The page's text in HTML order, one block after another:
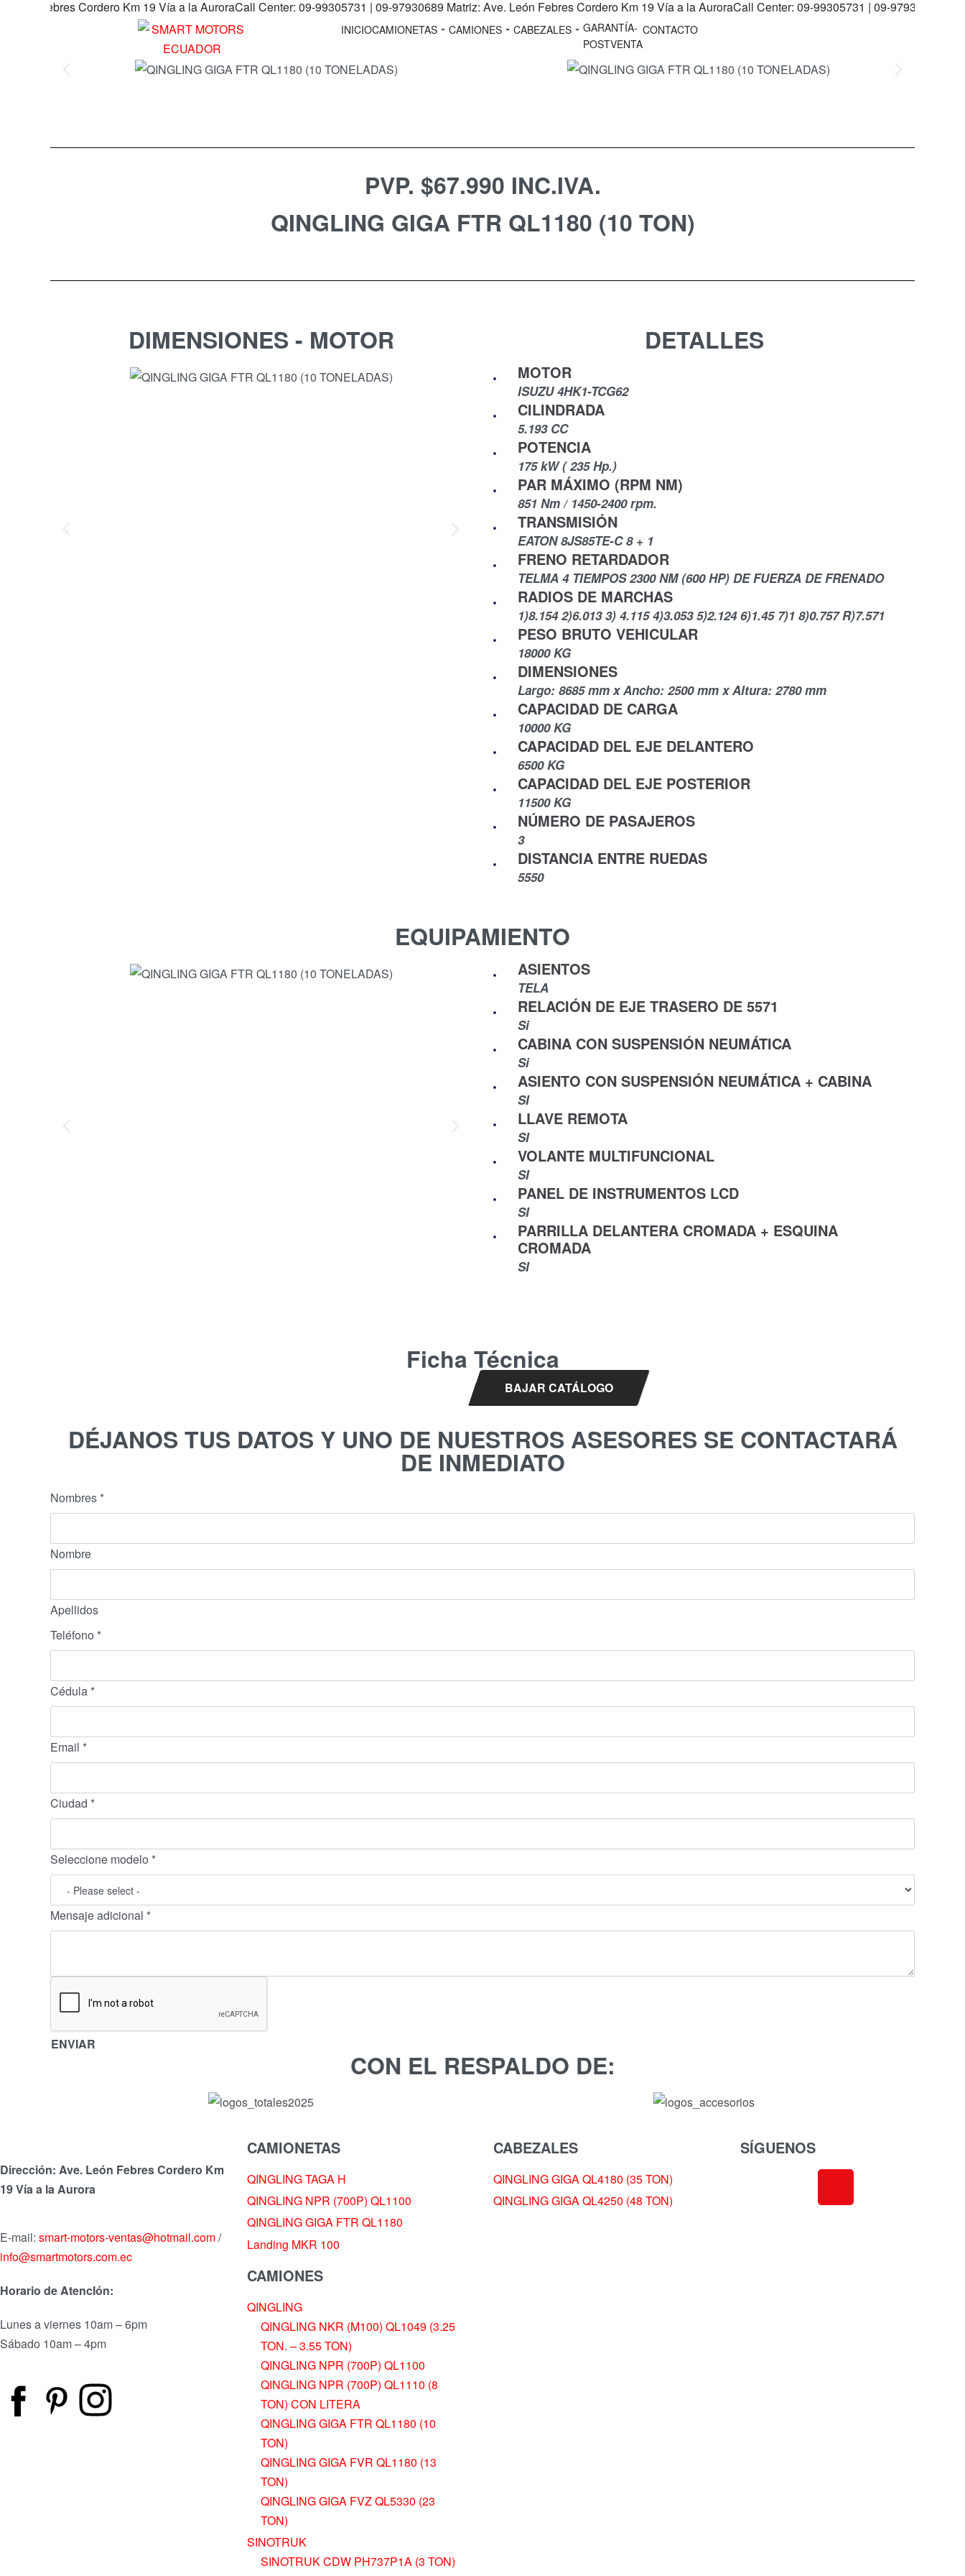
Cordero Km 19 Vía a la AuroraCall Center: 09-99305731 | 09-97930689 Matriz: Ave. León Febres Cordero Km 19 Vía a la AuroraCall Center: 09-99305731 | 09-97930689 Matriz: Ave.
INICIOCAMIONETAS CAMIONES CABEZALES
GARANTÍA-
POSTVENTA
CONTACTO
PVP. $67.990 INC.IVA.
QINGLING GIGA FTR QL1180 (10 TON)
DIMENSIONES - MOTOR DETALLES
MOTOR
ISUZU 4HK1-TCG62
CILINDRADA
5.193 CC
POTENCIA
175 kW ( 235 Hp.)
PAR MÁXIMO (RPM NM)
851 Nm / 1450-2400 rpm.
TRANSMISIÓN
EATON 8JS85TE-C 8 + 1
FRENO RETARDADOR
TELMA 4 TIEMPOS 2300 NM (600 HP) DE FUERZA DE FRENADO
RADIOS DE MARCHAS
1)8.154 2)6.013 3) 4.115 4)3.053 5)2.124 6)1.45 7)1 8)0.757 R)7.571
PESO BRUTO VEHICULAR
18000 KG
DIMENSIONES
Largo: 8685 mm x Ancho: 2500 mm x Altura: 2780 mm
CAPACIDAD DE CARGA
10000 KG
CAPACIDAD DEL EJE DELANTERO
6500 KG
CAPACIDAD DEL EJE POSTERIOR
11500 KG
NÚMERO DE PASAJEROS
3
DISTANCIA ENTRE RUEDAS
5550
EQUIPAMIENTO
ASIENTOS
TELA
RELACIÓN DE EJE TRASERO DE 5571
Si
CABINA CON SUSPENSIÓN NEUMÁTICA
Si
ASIENTO CON SUSPENSIÓN NEUMÁTICA + CABINA
SI
LLAVE REMOTA
SI
VOLANTE MULTIFUNCIONAL
SI
PANEL DE INSTRUMENTOS LCD
SI
PARRILLA DELANTERA CROMADA + ESQUINA
CROMADA
SI
Ficha Técnica
BAJAR CATÁLOGO
DÉJANOS TUS DATOS Y UNO DE NUESTROS ASESORES SE CONTACTARÁ
DE INMEDIATO
Nombres *
Nombre
Apellidos
Teléfono *
Cédula *
Email *
Ciudad *
Seleccione modelo *
Mensaje adicional *
ENVIAR
CON EL RESPALDO DE:
Dirección: Ave. León Febres Cordero Km
19 Vía a la Aurora
E-mail: smart-motors-ventas@hotmail.com/
info@smartmotors.com.ec
Horario de AtencIón:
Lunes a viernes 10am – 6pm
Sábado 10am – 4pm
CAMIONETAS
QINGLING TAGA H
QINGLING NPR (700P) QL1100
QINGLING GIGA FTR QL1180
Landing MKR 100
CAMIONES
QINGLING
QINGLING NKR (M100) QL1049 (3.25
TON. – 3.55 TON)
QINGLING NPR (700P) QL1100
QINGLING NPR (700P) QL1110 (8
TON) CON LITERA
QINGLING GIGA FTR QL1180 (10
TON)
QINGLING GIGA FVR QL1180 (13
TON)
QINGLING GIGA FVZ QL5330 (23
TON)
SINOTRUK
SINOTRUK CDW PH737P1A (3 TON)
CABEZALES
QINGLING GIGA QL4180 (35 TON)
QINGLING GIGA QL4250 (48 TON)
SÍGUENOS